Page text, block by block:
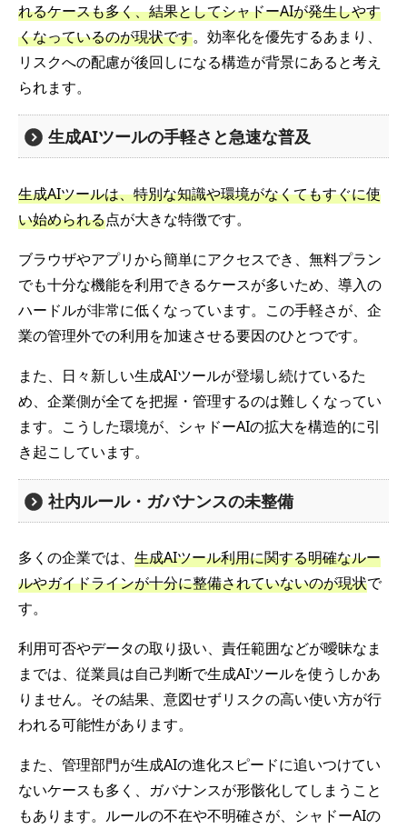
れるケースも多く、結果としてシャドーAIが発生しやす
くなっているのが現状です。効率化を優先するあまり、
リスクへの配慮が後回しになる構造が背景にあると考え
られます。
生成AIツールの手軽さと急速な普及
生成AIツールは、特別な知識や環境がなくてもすぐに使
い始められる点が大きな特徴です。
ブラウザやアプリから簡単にアクセスでき、無料プラン
でも十分な機能を利用できるケースが多いため、導入の
ハードルが非常に低くなっています。この手軽さが、企
業の管理外での利用を加速させる要因のひとつです。
また、日々新しい生成AIツールが登場し続けているた
め、企業側が全てを把握・管理するのは難しくなってい
ます。こうした環境が、シャドーAIの拡大を構造的に引
き起こしています。
社内ルール・ガバナンスの未整備
多くの企業では、 生成AIツール利用に関する明確なルー
ルやガイドラインが十分に整備されていないのが現状で
す。
利用可否やデータの取り扱い、責任範囲などが曖昧なま
までは、従業員は自己判断で生成AIツールを使うしかあ
りません。その結果、意図せずリスクの高い使い方が行
われる可能性があります。
また、管理部門が生成AIの進化スピードに追いつけてい
ないケースも多く、ガバナンスが形骸化してしまうこと
もあります。ルールの不在や不明確さが、シャドーAIの